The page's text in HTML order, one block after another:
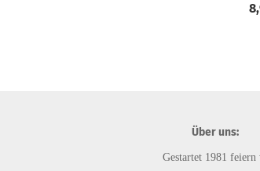
Über uns:
Gestartet 1981